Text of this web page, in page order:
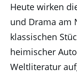
Heute wirken
und Drama am
klassischen
heimischer
Weltliteratur